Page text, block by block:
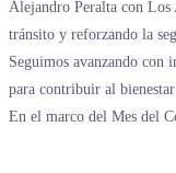
En el marco del Mes del